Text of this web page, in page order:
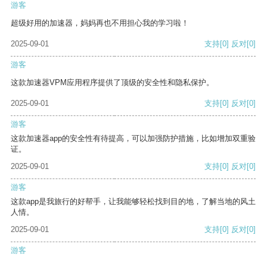
游客
超级好用的加速器，妈妈再也不用担心我的学习啦！
2025-09-01 支持[0] 反对[0]
游客
这款加速器VPM应用程序提供了顶级的安全性和隐私保护。
2025-09-01 支持[0] 反对[0]
游客
这款加速器app的安全性有待提高，可以加强防护措施，比如增加双重验
证。
2025-09-01
支持[0] 反对[0]
游客
这款app是我旅行的好帮手，让我能够轻松找到目的地，了解当地的风土
人情。
2025-09-01
支持[0] 反对[0]
游客